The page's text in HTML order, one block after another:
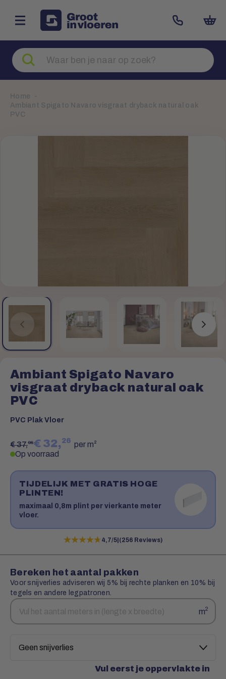
Zoeken
naar
producten
Home
Ambiant Spigato Navaro visgraat dryback natural oak
PVC
Ambiant Spigato Navaro
visgraat dryback natural oak
PVC
PVC Plak Vloer
€ 37,95€ 32, 26 per m²
Op voorraad
TIJDELIJK MET GRATIS HOGE
PLINTEN!
maximaal 0,8m plint per vierkante meter
vloer.
★★★★★
★★★★★ 4,7/5 (256 Reviews)
Bereken het aantal pakken
Voor snijverlies adviseren wij 5% bij rechte planken en 10% bij
tegels en andere legpatronen.
Aantal
vierkante
m2
Snijverlies
Vul eerst je oppervlakte in